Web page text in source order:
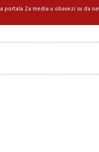
portala Za media u obavezi su da